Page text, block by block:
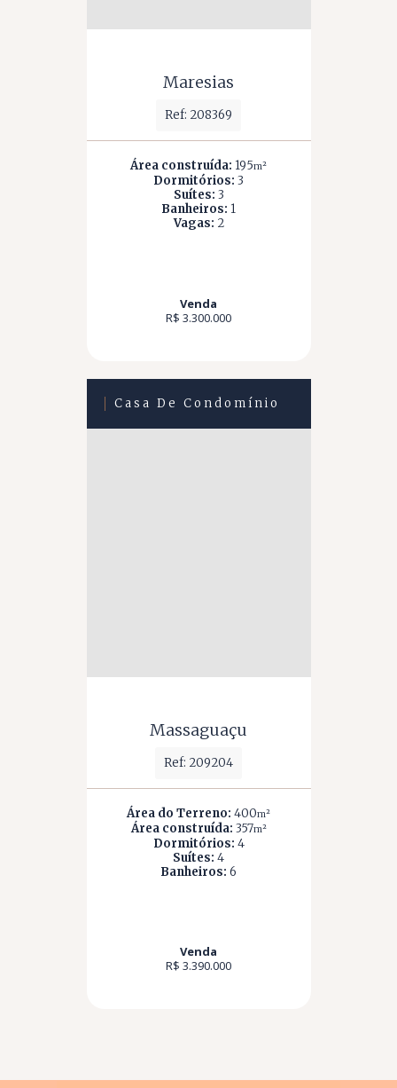
Maresias
Ref: 208369
Área construída: 195m²
Dormitórios: 3
Suítes: 3
Banheiros: 1
Vagas: 2
Venda
R$ 3.300.000
Casa De Condomínio
Massaguaçu
Ref: 209204
Área do Terreno: 400m²
Área construída: 357m²
Dormitórios: 4
Suítes: 4
Banheiros: 6
Venda
R$ 3.390.000